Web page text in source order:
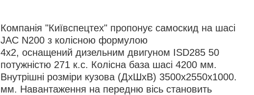
Компанія "Київспецтех" пропонує самоскид на шасі
JAC N200 з колісною формулою
4х2, оснащений дизельним двигуном ІSD285 50
потужністю 271 к.с. Колісна база шасі 4200 мм.
Внутрішні розміри кузова (ДхШхВ) 3500х2550х1000.
мм. Навантаження на передню вісь становить